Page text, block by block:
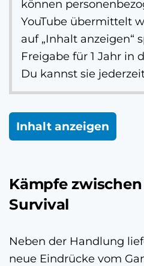
können
YouTube übermittelt
auf „Inhalt anzeigen“
Freigabe für 1 Jahr in
Du kannst sie
Inhalt anzeigen
Kämpfe
Survival
Neben der Handlung
neue Eindrücke vom